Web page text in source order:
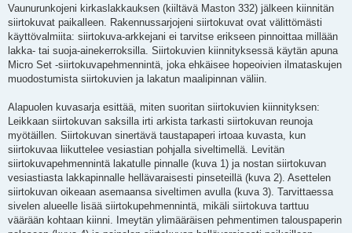
e
t
i
Vaunurunkojeni kirkaslakkauksen (kiiltävä Maston 332) jälkeen kiinnitän
siirtokuvat paikalleen. Rakennussarjojeni siirtokuvat ovat välittömästi
käyttövalmiita: siirtokuva-arkkejani ei tarvitse erikseen pinnoittaa millään
lakka- tai suoja-ainekerroksilla. Siirtokuvien kiinnityksessä käytän apuna
Micro Set -siirtokuvapehmennintä, joka ehkäisee hopeoivien ilmataskujen
muodostumista siirtokuvien ja lakatun maalipinnan väliin.
Alapuolen kuvasarja esittää, miten suoritan siirtokuvien kiinnityksen:
Leikkaan siirtokuvan saksilla irti arkista tarkasti siirtokuvan reunoja
myötäillen. Siirtokuvan sinertävä taustapaperi irtoaa kuvasta, kun
siirtokuvaa liikuttelee vesiastian pohjalla siveltimellä. Levitän
siirtokuvapehmennintä lakatulle pinnalle (kuva 1) ja nostan siirtokuvan
vesiastiasta lakkapinnalle hellävaraisesti pinseteillä (kuva 2). Asettelen
siirtokuvan oikeaan asemaansa siveltimen avulla (kuva 3). Tarvittaessa
sivelen alueelle lisää siirtokupehmennintä, mikäli siirtokuva tarttuu
väärään kohtaan kiinni. Imeytän ylimääräisen pehmentimen talouspaperin